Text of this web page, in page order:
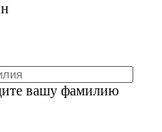
вашу фамилию